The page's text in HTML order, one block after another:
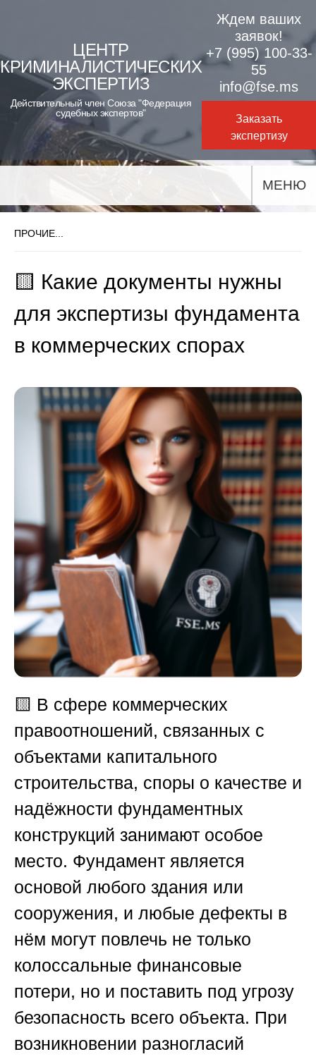
content
ЦЕНТР
КРИМИНАЛИСТИЧЕСКИХ
ЭКСПЕРТИЗ
Действительный член Союза "Федерация
судебных экспертов"
Ждем ваших
заявок!
+7 (995) 100-33-
55
info@fse.ms
Заказать
экспертизу
МЕНЮ
ПРОЧИЕ...
🟨 Какие документы нужны
для экспертизы фундамента
в коммерческих спорах
🟨 В сфере коммерческих
правоотношений, связанных с
объектами капитального
строительства, споры о качестве и
надёжности фундаментных
конструкций занимают особое
место. Фундамент является
основой любого здания или
сооружения, и любые дефекты в
нём могут повлечь не только
колоссальные финансовые
потери, но и поставить под угрозу
безопасность всего объекта. При
возникновении разногласий